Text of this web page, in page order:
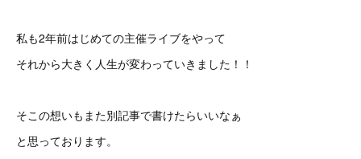
私も2年前はじめての主催ライブをやって
それから大きく人生が変わっていきました！！
そこの想いもまた別記事で書けたらいいなぁ
と思っております。